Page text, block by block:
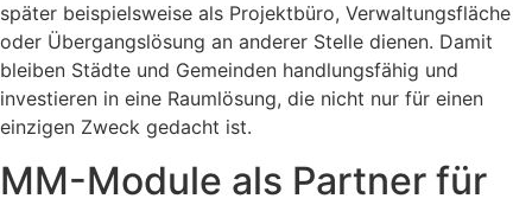
später beispielsweise als Projektbüro, Verwaltungsfläche
oder Übergangslösung an anderer Stelle dienen. Damit
bleiben Städte und Gemeinden handlungsfähig und
investieren in eine Raumlösung, die nicht nur für einen
einzigen Zweck gedacht ist.
MM-Module als Partner für